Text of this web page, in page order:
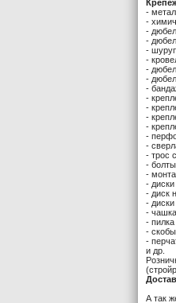
-
-
-
-
-
-
-
-
-
-
-
-
-
-
-
- трос
-
-
-
- диск
-
-
-
-
-
и др.
А так